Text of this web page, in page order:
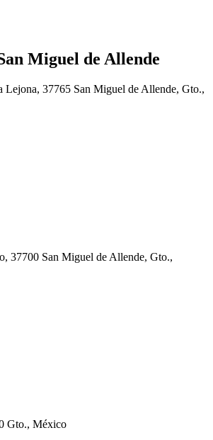
Miguel de Allende
Lejona, 37765 San Miguel de Allende, Gto.,
37700 San Miguel de Allende, Gto.,
Gto., México